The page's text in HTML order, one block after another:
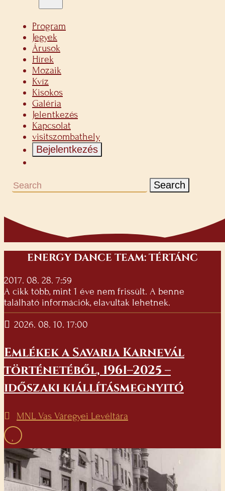
Program
Jegyek
Árusok
Hírek
Mozaik
Kvíz
Kisokos
Galéria
Jelentkezés
Kapcsolat
visitszombathely
Bejelentkezés
Search
ENERGY DANCE TEAM: TÉRTÁNC
2017. 08. 28. 7:59
A cikk több, mint 1 éve nem frissült. A benne
található információk, elavultak lehetnek.
2026. 08. 10. 17:00
Emlékek a Savaria Karnevál
történetéből, 1961–2025 –
időszaki kiállításmegnyitó
MNL Vas Váregyei Levéltára